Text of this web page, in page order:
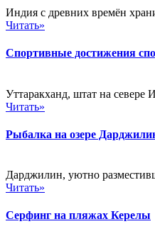
Индия с древних времён
Читать»
Спортивные достижения
Уттаракханд, штат на севере
Читать»
Рыбалка на озере
Дарджилин, уютно
Читать»
Серфинг на пляжах Керелы